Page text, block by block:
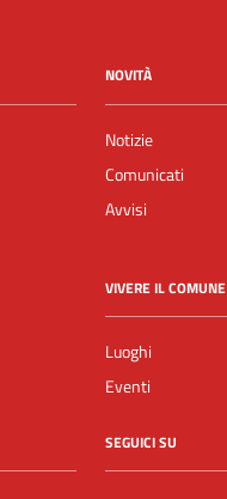
NOVITÀ
Notizie
Comunicati
Avvisi
VIVERE IL COMUNE
Luoghi
Eventi
SEGUICI SU